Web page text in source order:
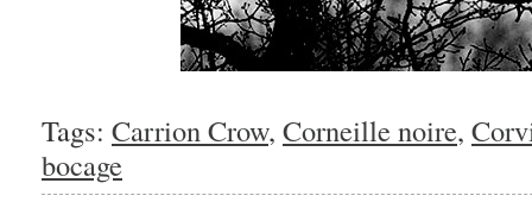
Tags: Carrion Crow, Corneille noire,
bocage